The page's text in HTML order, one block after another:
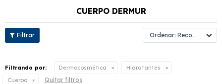
CUERPO DERMUR
Recomendados
Filtrando por: Dermocosmética
Hidratantes
Cuerpo
Quitar filtros